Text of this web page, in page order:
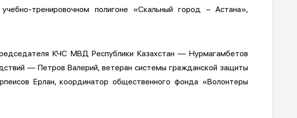
тренировочном полигоне «Скальный город – Астана»,
КЧС МВД Республики Казахстан — Нурмагамбетов
— Петров Валерий, ветеран системы гражданской защиты
Ерлан, координатор общественного фонда «Волонтеры